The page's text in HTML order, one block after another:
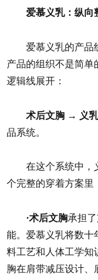
爱慕义乳：纵
爱慕义乳的产品
产品的组织不是简
逻辑线展开：
术后文胸 → 义
品系统。
在这个系统中，
个完整的穿着方案里
·术后文胸承担
能。爱慕义乳将数十
料工艺和人体工学知
胸在肩带减压设计、